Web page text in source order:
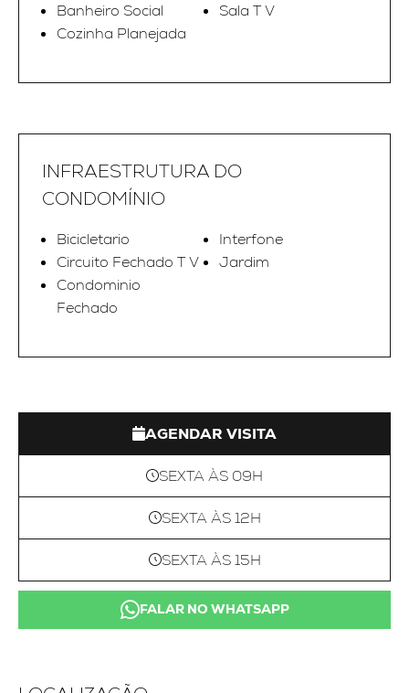
Banheiro Social
Cozinha Planejada
Sala T V
INFRAESTRUTURA DO
CONDOMÍNIO
Bicicletario
Circuito Fechado T V
Condominio
Fechado
Interfone
Jardim
AGENDAR VISITA
SEXTA ÀS 09H
SEXTA ÀS 12H
SEXTA ÀS 15H
FALAR NO WHATSAPP